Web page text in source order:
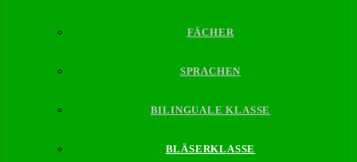
FÄCHER
SPRACHEN
BILINGUALE KLASSE
BLÄSERKLASSE